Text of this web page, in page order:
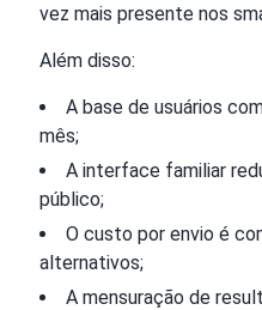
vez mais presente nos
Além disso:
A base de usuários
mês;
A interface familiar
público;
O custo por envio é
alternativos;
A mensuração de